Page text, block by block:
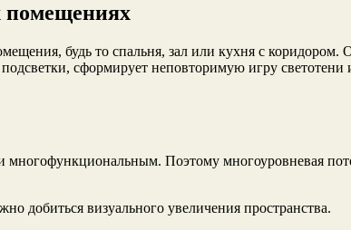
помещениях
будь то спальня, зал или кухня с
сформирует неповторимую игру
Поэтому многоуровневая
добиться визуального увеличения пространства.